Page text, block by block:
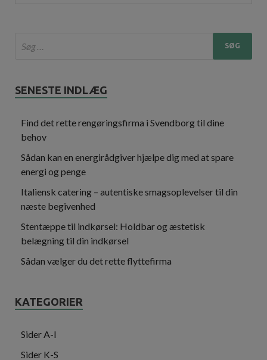
SENESTE INDLÆG
Find det rette rengøringsfirma i Svendborg til dine
behov
Sådan kan en energirådgiver hjælpe dig med at spare
energi og penge
Italiensk catering – autentiske smagsoplevelser til din
næste begivenhed
Stentæppe til indkørsel: Holdbar og æstetisk
belægning til din indkørsel
Sådan vælger du det rette flyttefirma
KATEGORIER
Sider A-I
Sider K-S